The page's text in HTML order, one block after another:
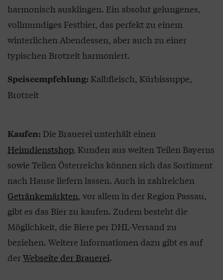
harmonisch ausklingen. Ein absolut gelungenes,
vollmundiges Festbier, das perfekt zu einem
winterlichen Abendessen, aber auch zu einer
typischen Brotzeit harmoniert.
Speiseempfehlung: Kalbfleisch, Kürbissuppe,
Brotzeit
Kaufen: Die Brauerei unterhält einen
Heimdienstshop, Kunden aus weiten Teilen Bayerns
sowie Teilen Österreichs können sich das Sortiment
nach Hause liefern lassen. Auch in zahlreichen
Getränkemärkten, vor allem in der Region Passau,
gibt es das Bier zu kaufen. Zudem besteht die
Möglichkeit, die Biere per DHL-Versand zu
beziehen. Weitere Informationen dazu gibt es auf
derWebseite der Brauerei.